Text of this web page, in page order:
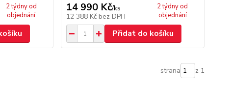
2 týdny od
objednání
14 990 Kč/ks
12 388 Kč bez DPH
2 týdny od
objednání
Přidat do košíku
strana z 1